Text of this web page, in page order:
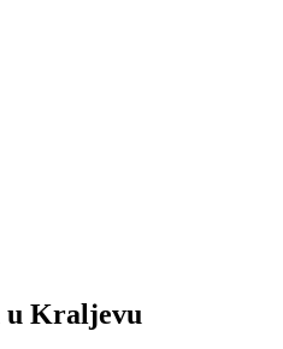
u Kraljevu